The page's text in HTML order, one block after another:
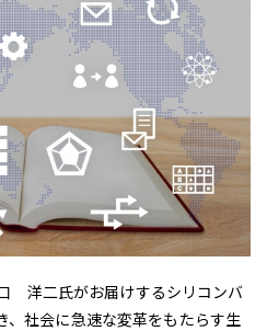
洋二氏がお届けするシリコンバ
、社会に急速な変革をもたらす生